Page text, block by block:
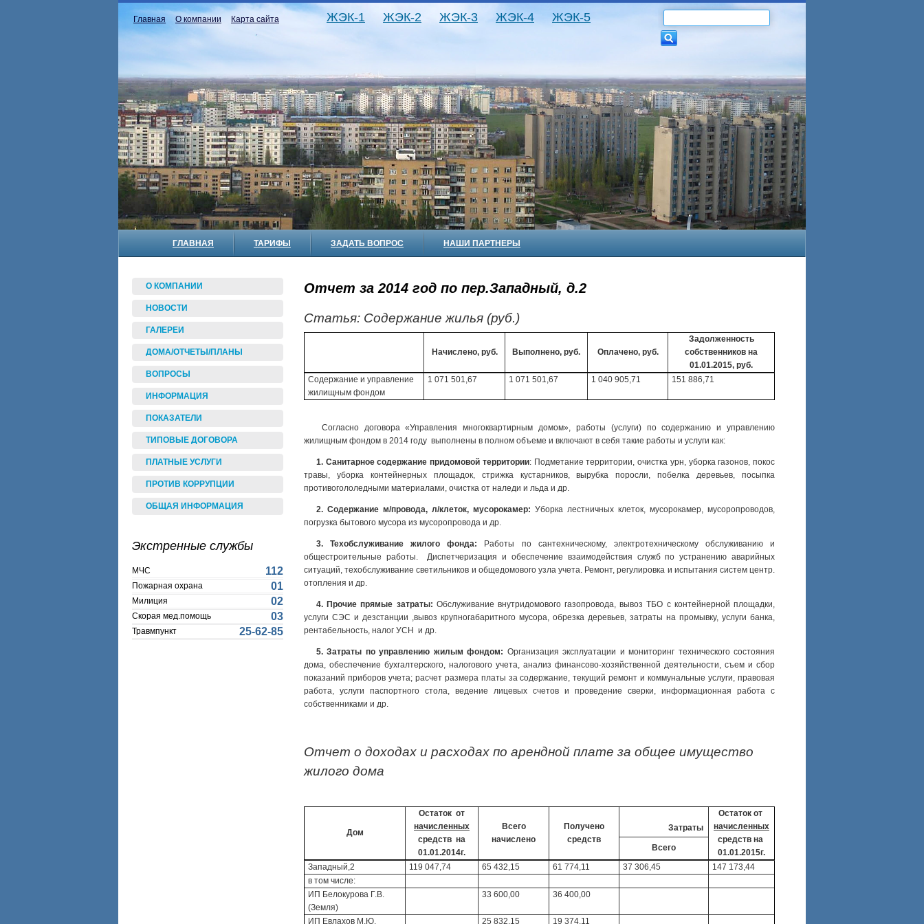
Главная О компании Карта сайта ЖЭК-1 ЖЭК-2 ЖЭК-3 ЖЭК-4 ЖЭК-5
ГЛАВНАЯ ТАРИФЫ ЗАДАТЬ ВОПРОС НАШИ ПАРТНЕРЫ
О КОМПАНИИ
НОВОСТИ
ГАЛЕРЕИ
ДОМА/ОТЧЕТЫ/ПЛАНЫ
ВОПРОСЫ
ИНФОРМАЦИЯ
ПОКАЗАТЕЛИ
ТИПОВЫЕ ДОГОВОРА
ПЛАТНЫЕ УСЛУГИ
ПРОТИВ КОРРУПЦИИ
ОБЩАЯ ИНФОРМАЦИЯ
Экстренные службы
МЧС 112
Пожарная охрана 01
Милиция 02
Скорая мед.помощь 03
Травмпункт 25-62-85
Отчет за 2014 год по пер.Западный, д.2
Статья: Содержание жилья (руб.)
Начислено, руб. Выполнено, руб. Оплачено, руб.
Задолженность
собственников на
01.01.2015, руб.
Содержание и управление
жилищным фондом
1 071 501,67 1 071 501,67 1 040 905,71 151 886,71
Согласно договора «Управления многоквартирным домом», работы (услуги) по содержаниюи управлению
жилищным фондом в 2014 году выполнены в полном объеме и включают в себя такие работы и услуги как:
1. Санитарное содержание придомовой территории: Подметание территории, очистка урн, уборка газонов, покос
травы, уборка контейнерных площадок, стрижка кустарников, вырубка поросли, побелка деревьев, посыпка
противогололедными материалами, очистка от наледи и льда и др.
2. Содержание м/провода, л/клеток, мусорокамер: Уборка лестничных клеток, мусорокамер, мусоропроводов,
погрузка бытового мусора из мусоропровода и др.
3. Техобслуживание жилого фонда: Работы по сантехническому, электротехническому обслуживанию и
общестроительные работы. Диспетчеризация и обеспечение взаимодействия служб по устранению аварийных
ситуаций, техобслуживание светильников и общедомового узла учета. Ремонт, регулировка и испытания систем центр.
отопления и др.
4. Прочие прямые затраты: Обслуживание внутридомового газопровода, вывоз ТБО с контейнерной площадки,
услуги СЭС и дезстанции ,вывоз крупногабаритного мусора, обрезка деревьев, затраты на промывку, услуги банка,
рентабельность, налог УСН и др.
5. Затраты по управлению жилым фондом: Организация эксплуатации и мониторинг технического состояния
дома, обеспечение бухгалтерского, налогового учета, анализ финансово-хозяйственной деятельности, съем и сбор
показаний приборов учета; расчет размера платы за содержание, текущий ремонт и коммунальные услуги, правовая
работа, услуги паспортного стола, ведение лицевых счетов и проведение сверки, информационная работа с
собственниками и др.
Отчет о доходах и расходах по арендной плате за общее имущество
жилого дома
Дом
Остаток от
начисленных
средств на
01.01.2014г.
Всего
начислено
Получено
средств
Затраты
Остаток от
начисленных
средств на
01.01.2015г.
Всего
Западный,2
119 047,74 65 432,15 61 774,11 37 306,45
147 173,44
в том числе:
ИП Белокурова Г.В.
(Земля)
33 600,00 36 400,00
ИП Евлахов М.Ю. 25 832,15 19 374,11